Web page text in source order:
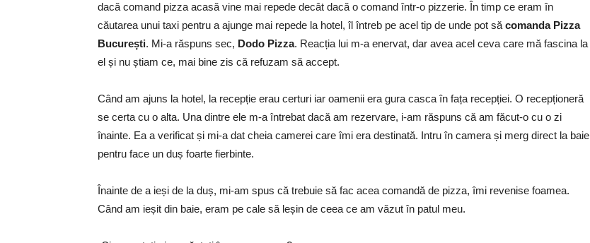
dacă comand pizza acasă vine mai repede decât dacă o comand într-o pizzerie. În timp ce eram în
căutarea unui taxi pentru a ajunge mai repede la hotel, îl întreb pe acel tip de unde pot să comanda Pizza
București. Mi-a răspuns sec, Dodo Pizza. Reacția lui m-a enervat, dar avea acel ceva care mă fascina la
el și nu știam ce, mai bine zis că refuzam să accept.
Când am ajuns la hotel, la recepție erau certuri iar oamenii era gura casca în fața recepției. O recepționeră
se certa cu o alta. Una dintre ele m-a întrebat dacă am rezervare, i-am răspuns că am făcut-o cu o zi
înainte. Ea a verificat și mi-a dat cheia camerei care îmi era destinată. Intru în camera și merg direct la baie
pentru face un duș foarte fierbinte.
Înainte de a ieși de la duș, mi-am spus că trebuie să fac acea comandă de pizza, îmi revenise foamea.
Când am ieșit din baie, eram pe cale să leșin de ceea ce am văzut în patul meu.